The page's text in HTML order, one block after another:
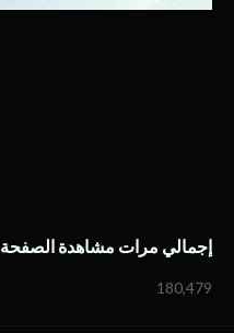
إجمالي مرات مشاهدة الصفحة
180,479